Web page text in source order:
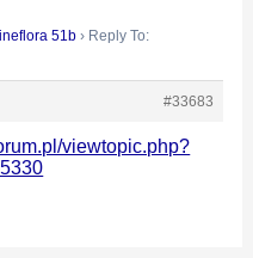
51b › Reply To:
#33683
viewtopic.php?